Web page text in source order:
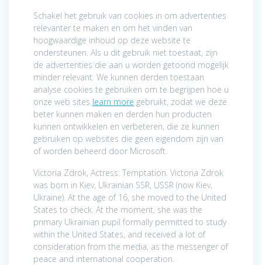
Schakel het gebruik van cookies in om advertenties
relevanter te maken en om het vinden van
hoogwaardige inhoud op deze website te
ondersteunen. Als u dit gebruik niet toestaat, zijn
de advertenties die aan u worden getoond mogelijk
minder relevant. We kunnen derden toestaan
analyse cookies te gebruiken om te begrijpen hoe u
onze web sites learn more gebruikt, zodat we deze
beter kunnen maken en derden hun producten
kunnen ontwikkelen en verbeteren, die ze kunnen
gebruiken op websites die geen eigendom zijn van
of worden beheerd door Microsoft.
Victoria Zdrok, Actress: Temptation. Victoria Zdrok
was born in Kiev, Ukrainian SSR, USSR (now Kiev,
Ukraine). At the age of 16, she moved to the United
States to check. At the moment, she was the
primary Ukrainian pupil formally permitted to study
within the United States, and received a lot of
consideration from the media, as the messenger of
peace and international cooperation.